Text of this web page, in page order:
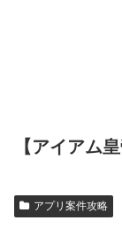
【アイアム
アプリ案件攻略